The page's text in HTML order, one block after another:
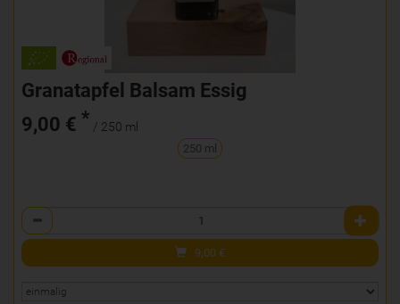
Granatapfel Balsam Essig
9,00 € * / 250 ml
250 ml
Anzahl
9,00 €